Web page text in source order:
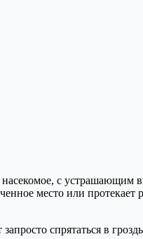
насекомое, с
место или протекает
спрятаться в